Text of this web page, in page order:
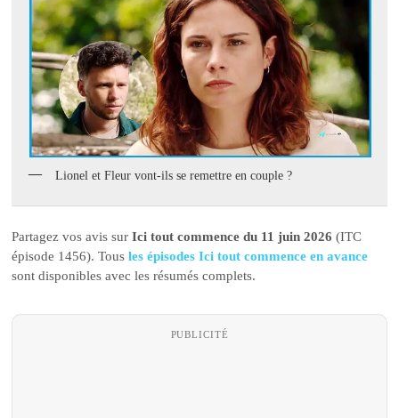
Lionel et Fleur vont-ils se remettre en couple ?
Partagez vos avis surIci tout commence du 11 juin 2026 (ITC
épisode 1456). Tousles épisodes Ici tout commence en avance
sont disponibles avec les résumés complets.
PUBLICITÉ